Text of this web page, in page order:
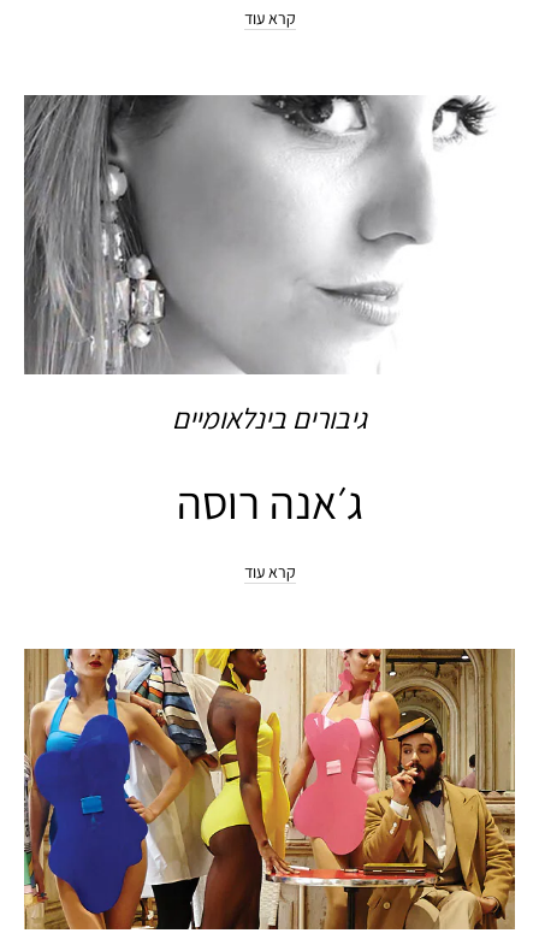
קרא עוד
גיבורים בינלאומיים
ג׳אנה רוסה
קרא עוד